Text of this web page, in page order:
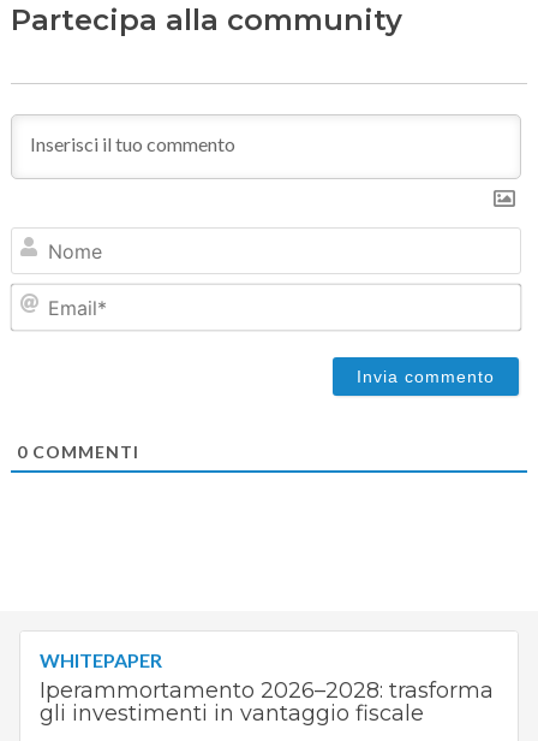
Partecipa alla community
0COMMENTI
WHITEPAPER
Iperammortamento 2026–2028: trasforma
gli investimenti in vantaggio fiscale